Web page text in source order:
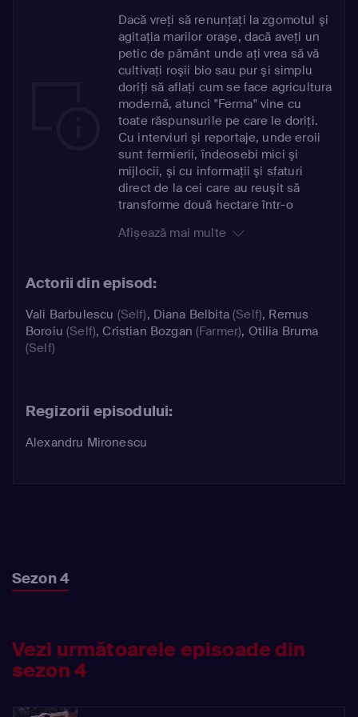
Dacă vreţi să renunţaţi la zgomotul şi
agitaţia marilor oraşe, dacă aveţi un
petic de pământ unde aţi vrea să vă
cultivaţi roşii bio sau pur şi simplu
doriţi să aflaţi cum se face agricultura
modernă, atunci "Ferma" vine cu
toate răspunsurile pe care le doriţi.
Cu interviuri şi reportaje, unde eroii
sunt fermierii, îndeosebi mici şi
mijlocii, şi cu informaţii şi sfaturi
direct de la cei care au reuşit să
transforme două hectare într-o
vine în ajutorul celor 4 milioane de
transforme ţăranul într-un fermier
resursele statului şi ale Uniunii
Europene.
Afișează mai multe
Actorii din episod:
Vali Barbulescu (Self), Diana Belbita(Self), Remus
Boroiu (Self),Cristian Bozgan (Farmer), Otilia Bruma
(Self)
Regizorii episodului:
Alexandru Mironescu
Sezon 4
Vezi următoarele episoade din
sezon 4